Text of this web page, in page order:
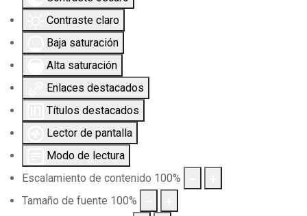
Contraste claro
Baja saturación
Alta saturación
Enlaces destacados
Títulos destacados
Lector de pantalla
Modo de lectura
Escalamiento de contenido 100%
Tamaño de fuente 100%